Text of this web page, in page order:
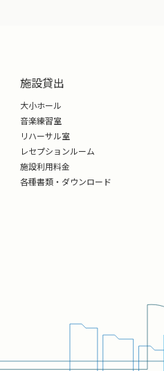
施設貸出
大小ホール
音楽練習室
リハーサル室
レセプションルーム
施設利用料金
各種書類・ダウンロード